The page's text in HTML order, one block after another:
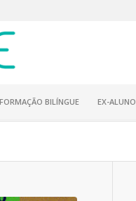
FORMAÇÃO BILÍNGUE EX-ALUNO